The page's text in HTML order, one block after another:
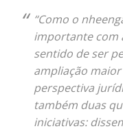
“Como o
importante com
sentido de ser
ampliação
perspectiva
também duas
iniciativas: